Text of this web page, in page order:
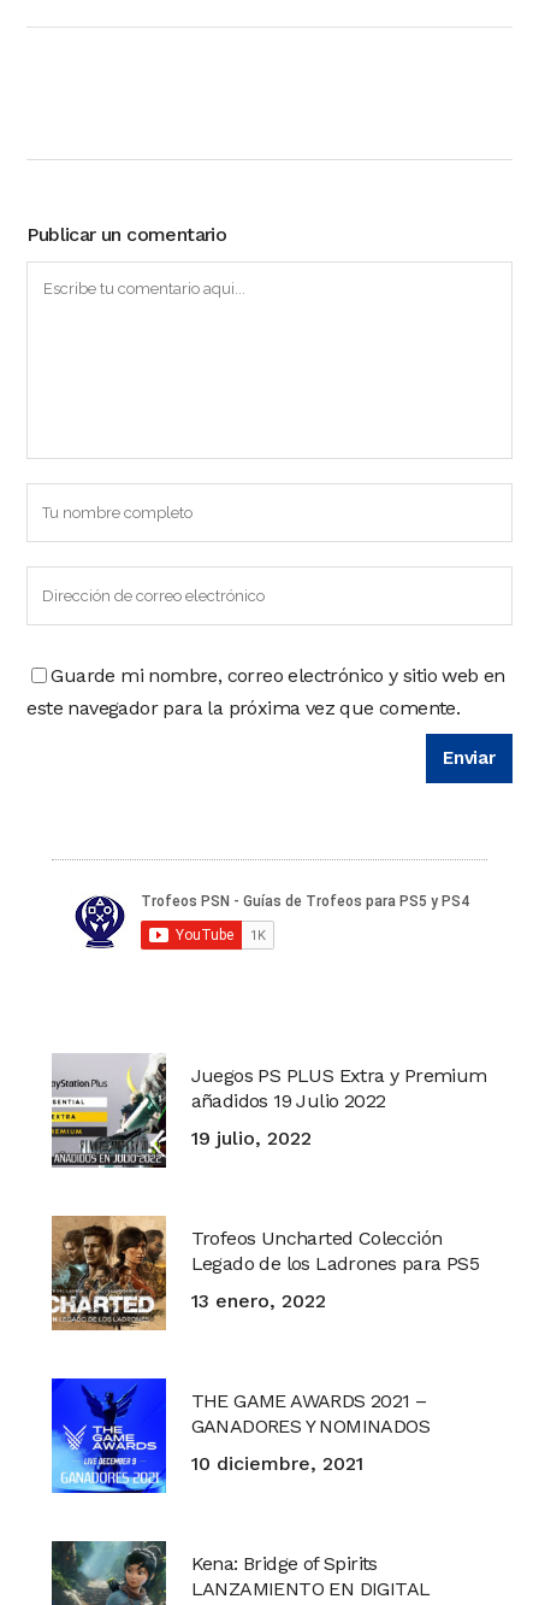
Publicar un comentario
Guarde mi nombre, correo electrónico y sitio web en
este navegador para la próxima vez que comente.
Juegos PS PLUS Extra y Premium
añadidos 19 Julio 2022
19 julio, 2022
Trofeos Uncharted Colección
Legado de los Ladrones para PS5
13 enero, 2022
THE GAME AWARDS 2021 –
GANADORES Y NOMINADOS
10 diciembre, 2021
Kena: Bridge of Spirits
LANZAMIENTO EN DIGITAL